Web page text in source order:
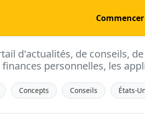
Commencer
d'actualités, de conseils,
personnelles, les
Concepts Conseils États-